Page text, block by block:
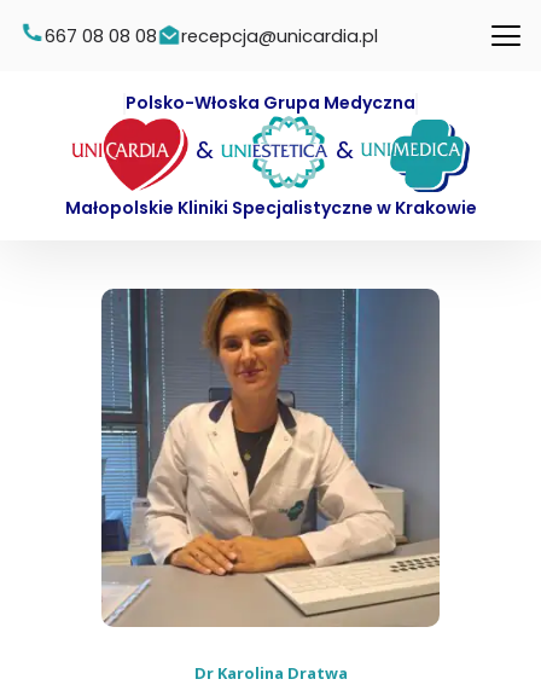
667 08 08 08 recepcja@unicardia.pl
Polsko-Włoska Grupa Medyczna
& &
Małopolskie Kliniki Specjalistyczne w Krakowie
Dr Karolina Dratwa